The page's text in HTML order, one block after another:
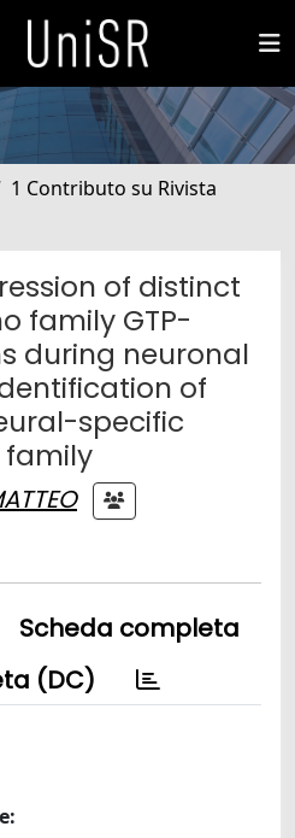
1 Contributo su Rivista
of distinct
family GTP-
during neuronal
of
specific
Scheda completa
(DC)